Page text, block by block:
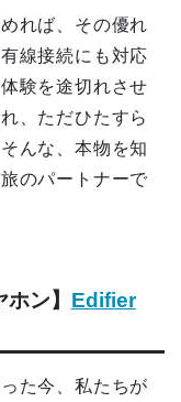
れば、その優れ
線接続にも対応
験を途切れさせ
、ただひたすら
んな、本物を知
のパートナーで
ン】 Edifier
た今、私たちが